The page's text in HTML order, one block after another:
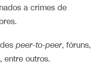
a crimes de
peer-to-peer, fóruns,
entre outros.